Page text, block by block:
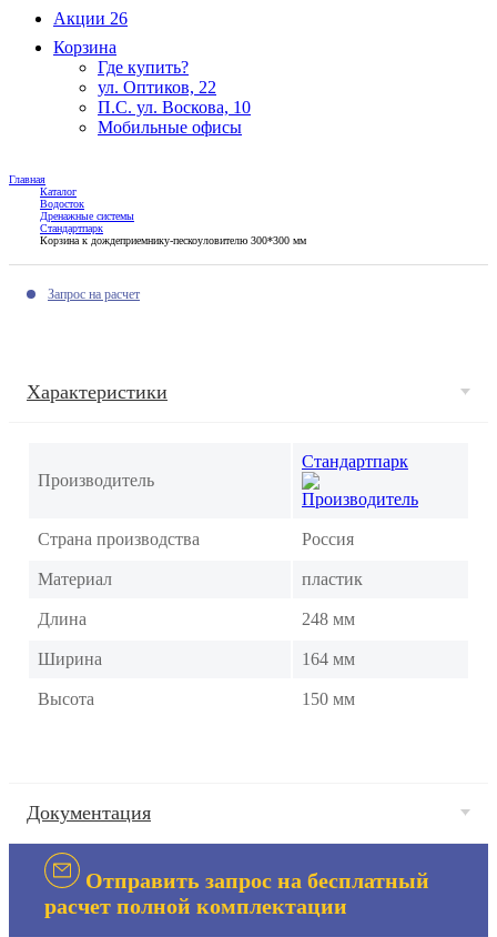
Акции 26
Корзина
Где купить?
ул. Оптиков, 22
П.С. ул. Воскова, 10
Мобильные офисы
Главная
Каталог
Водосток
Дренажные системы
Стандартпарк
Корзина к дождеприемнику-пескоуловителю 300*300 мм
Запрос на расчет
Характеристики
Производитель
Стандартпарк
Страна производства Россия
Материал пластик
Длина 248 мм
Ширина 164 мм
Высота 150 мм
Документация
Отправить запрос на бесплатный
расчет полной комплектации